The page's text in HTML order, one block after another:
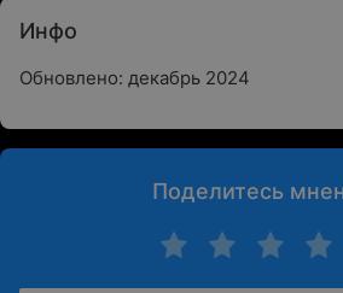
Инфо
Обновлено: декабрь 2024
Поделитесь